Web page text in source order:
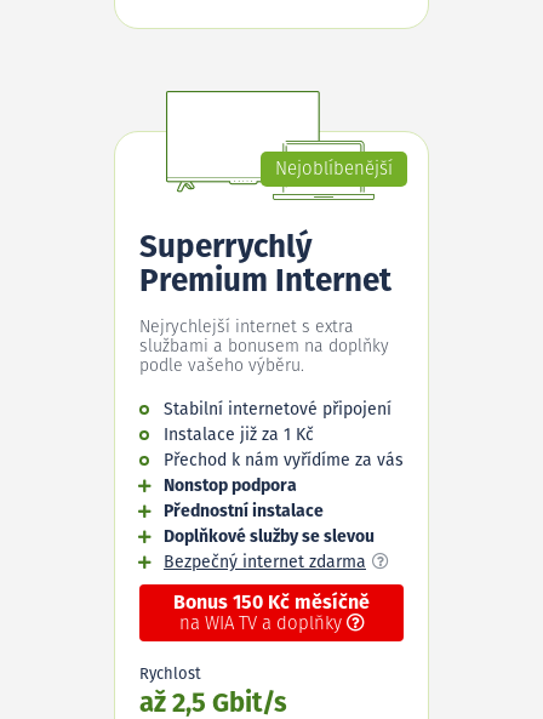
Nejoblíbenější
Superrychlý
Premium Internet
Nejrychlejší internet s extra
službami a bonusem na doplňky
podle vašeho výběru.
Stabilní internetové připojení
Instalace již za 1 Kč
Přechod k nám vyřídíme za vás
Nonstop podpora
Přednostní instalace
Doplňkové služby se slevou
Bezpečný internet zdarma
Bonus 150 Kč měsíčně
na WIA TV a doplňky
Rychlost
až 2,5 Gbit/s